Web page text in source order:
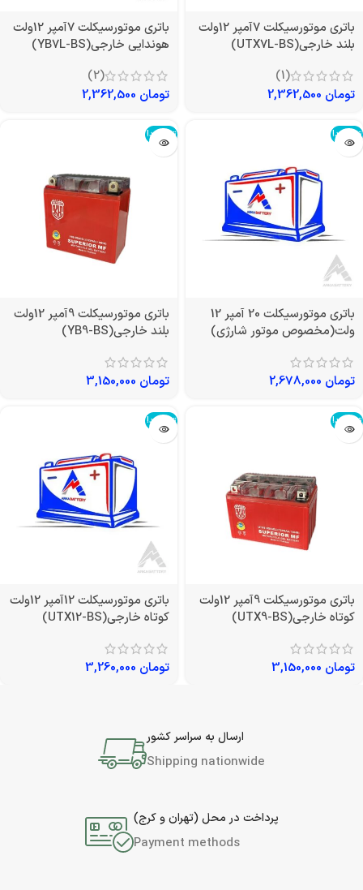
باتری موتورسیکلت 7آمپر 12ولت
بلند خارجی(UTX7L-BS)
(1)
تومان
باتری موتورسیکلت 7آمپر 12ولت
هوندایی خارجی(YB7L-BS)
(2)
تومان
تمام شد!
باتری موتورسیکلت 20 آمپر 12
ولت(مخصوص موتور شارژی)
تومان
تمام شد!
باتری موتورسیکلت 9آمپر 12ولت
بلند خارجی(YB9-BS)
تومان
تمام شد!
باتری موتورسیکلت 9آمپر 12ولت
کوتاه خارجی(UTX9-BS)
تومان
تمام شد!
باتری موتورسیکلت 12آمپر 12ولت
کوتاه خارجی(UTX12-BS)
تومان
ارسال به سراسر کشور
Shipping nationwide
پرداخت در محل (تهران و کرج)
Payment methods